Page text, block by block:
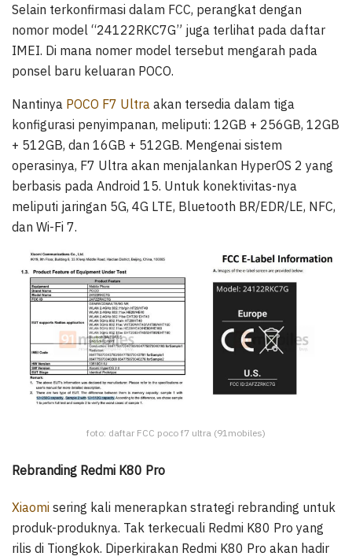
Selain terkonfirmasi dalam FCC, perangkat dengan
nomor model “24122RKC7G” juga terlihat pada daftar
IMEI. Di mana nomer model tersebut mengarah pada
ponsel baru keluaran POCO.
Nantinya POCO F7 Ultra akan tersedia dalam tiga
konfigurasi penyimpanan, meliputi: 12GB + 256GB, 12GB
+ 512GB, dan 16GB + 512GB. Mengenai sistem
operasinya, F7 Ultra akan menjalankan HyperOS 2 yang
berbasis pada Android 15. Untuk konektivitas-nya
meliputi jaringan 5G, 4G LTE, Bluetooth BR/EDR/LE, NFC,
dan Wi-Fi 7.
foto: daftar FCC poco f7 ultra (91mobiles)
Rebranding Redmi K80 Pro
Xiaomi sering kali menerapkan strategi rebranding untuk
produk-produknya. Tak terkecuali Redmi K80 Pro yang
rilis di Tiongkok. Diperkirakan Redmi K80 Pro akan hadir